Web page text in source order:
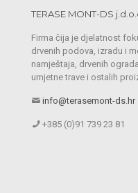
TERASE MONT-DS
Firma čija je djelatnost
drvenih podova, izradu i
namještaja, drvenih
umjetne trave i ostalih
info@terasemont-ds.hr
+385 (0)91 739 23 81